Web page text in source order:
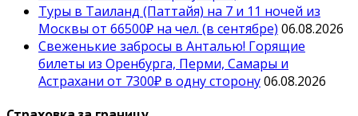
Туры в Таиланд (Паттайя) на 7 и 11 ночей из
Москвы от 66500₽ на чел. (в сентябре) 06.08.2026
Свеженькие забросы в Анталью! Горящие
билеты из Оренбурга, Перми, Самары и
Астрахани от 7300₽ в одну сторону06.08.2026